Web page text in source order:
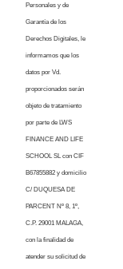
Personales y de
Garantía de los
Derechos Digitales, le
informamos que los
datos por Vd.
proporcionados serán
objeto de tratamiento
por parte de LWS
FINANCE AND LIFE
SCHOOL SL con CIF
B67855882 y domicilio
C/ DUQUESA DE
PARCENT Nº 8, 1º,
C.P. 29001 MALAGA,
con la finalidad de
atender su solicitud de